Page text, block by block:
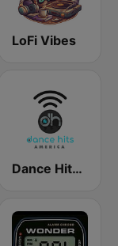
LoFi Vibes
Dance Hits America